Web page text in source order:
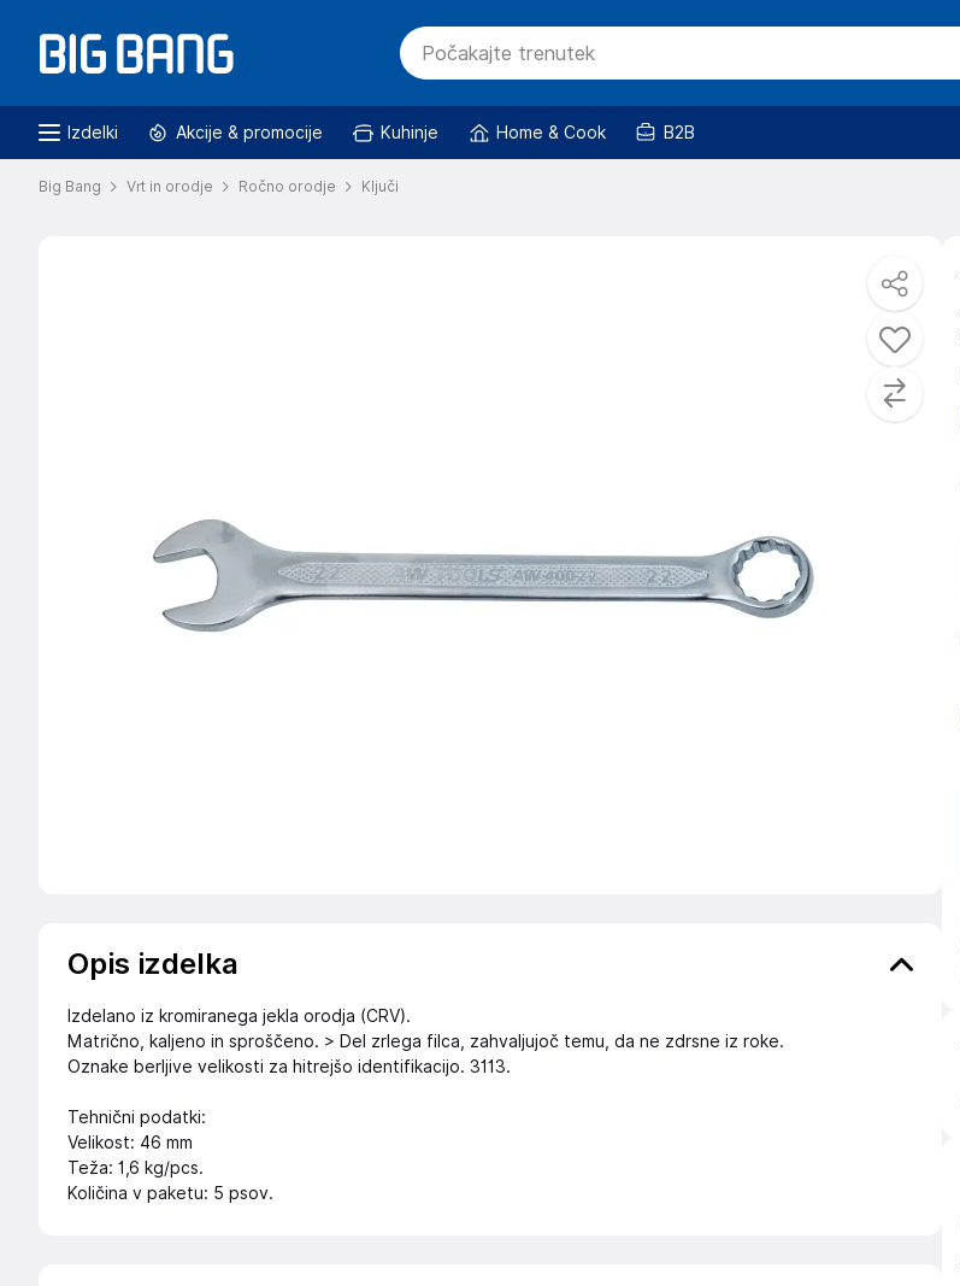
Izdelki Akcije & promocije Kuhinje Home & Cook B2B
Big Bang Vrt in orodje Ročno orodje Ključi
Opis izdelka
Izdelano iz kromiranega jekla orodja (CRV).
Matrično, kaljeno in sproščeno. > Del zrlega filca, zahvaljujoč temu, da ne zdrsne iz roke.
Oznake berljive velikosti za hitrejšo identifikacijo. 3113.
Tehnični podatki:
Velikost: 46 mm
Teža: 1,6 kg/pcs.
Količina v paketu: 5 psov.